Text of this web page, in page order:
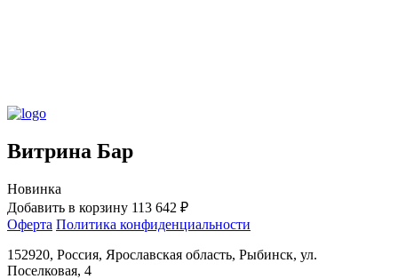
Витрина Бар
Новинка
Добавить в корзину 113 642 ₽
Оферта Политика конфиденциальности
152920, Россия, Ярославская область, Рыбинск, ул.
Поселковая, 4